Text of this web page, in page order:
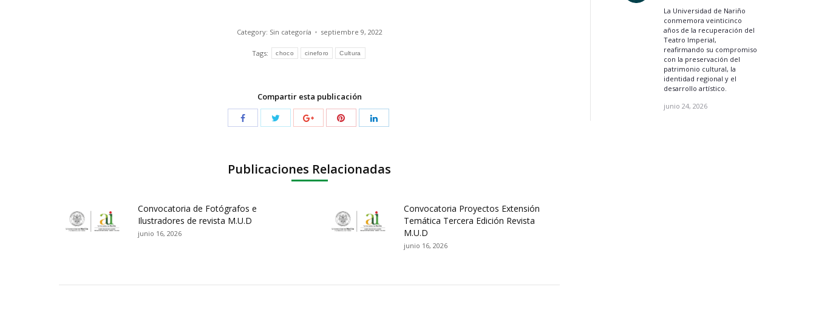
Category: Sin categoría septiembre 9, 2022
Tags: choco cineforo Cultura
Compartir esta publicación
Publicaciones Relacionadas
Convocatoria de Fotógrafos e
Ilustradores de revista M.U.D
junio 16, 2026
Convocatoria Proyectos Extensión
Temática Tercera Edición Revista
M.U.D
junio 16, 2026
La Universidad de Nariño
conmemora veinticinco
años de la recuperación del
Teatro Imperial,
reafirmando su compromiso
con la preservación del
patrimonio cultural, la
identidad regional y el
desarrollo artístico.
junio 24, 2026